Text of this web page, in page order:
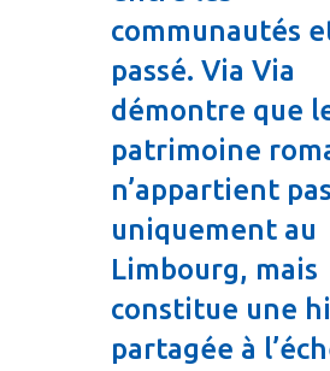
communautés
passé. Via Via
démontre que
patrimoine
n’appartient pas
uniquement au
Limbourg, mais
constitue une
partagée à